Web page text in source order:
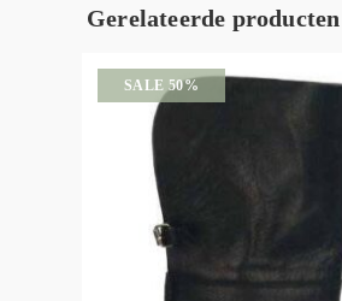
Gerelateerde producten
SALE 50%